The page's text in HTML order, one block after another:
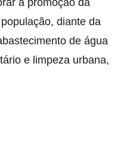
a promoção da
diante da
de água
e limpeza urbana,